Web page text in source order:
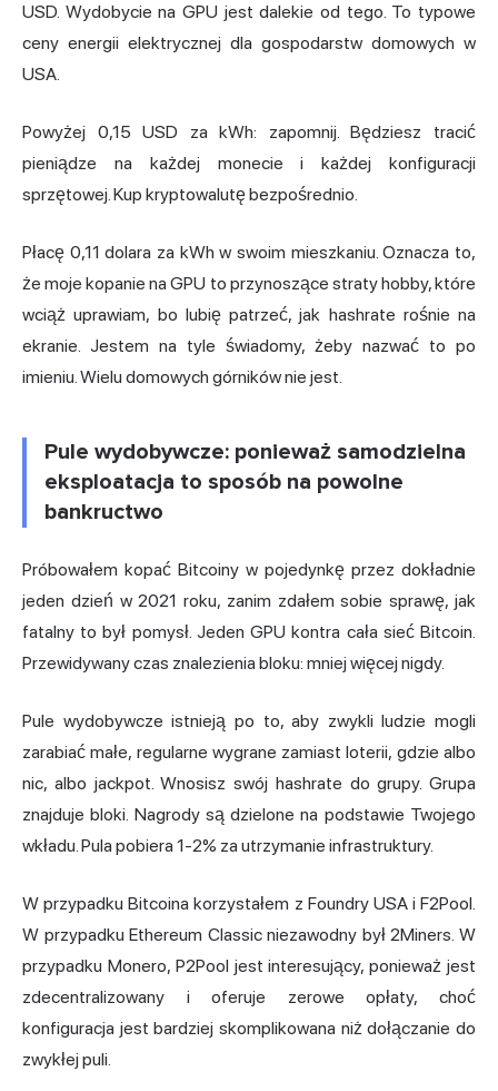
USD. Wydobycie na GPU jest dalekie od tego. To typowe
ceny energii elektrycznej dla gospodarstw domowych w
USA.
Powyżej 0,15 USD za kWh: zapomnij. Będziesz tracić
pieniądze na każdej monecie i każdej konfiguracji
sprzętowej. Kup kryptowalutę bezpośrednio.
Płacę 0,11 dolara za kWh w swoim mieszkaniu. Oznacza to,
że moje kopanie na GPU to przynoszące straty hobby, które
wciąż uprawiam, bo lubię patrzeć, jak hashrate rośnie na
ekranie. Jestem na tyle świadomy, żeby nazwać to po
imieniu. Wielu domowych górników nie jest.
Pule wydobywcze: ponieważ samodzielna
eksploatacja to sposób na powolne
bankructwo
Próbowałem kopać Bitcoiny w pojedynkę przez dokładnie
jeden dzień w 2021 roku, zanim zdałem sobie sprawę, jak
fatalny to był pomysł. Jeden GPU kontra cała sieć Bitcoin.
Przewidywany czas znalezienia bloku: mniej więcej nigdy.
Pule wydobywcze istnieją po to, aby zwykli ludzie mogli
zarabiać małe, regularne wygrane zamiast loterii, gdzie albo
nic, albo jackpot. Wnosisz swój hashrate do grupy. Grupa
znajduje bloki. Nagrody są dzielone na podstawie Twojego
wkładu. Pula pobiera 1-2% za utrzymanie infrastruktury.
W przypadku Bitcoina korzystałem z Foundry USA i F2Pool.
W przypadku Ethereum Classic niezawodny był 2Miners. W
przypadku Monero, P2Pool jest interesujący, ponieważ jest
zdecentralizowany i oferuje zerowe opłaty, choć
konfiguracja jest bardziej skomplikowana niż dołączanie do
zwykłej puli.